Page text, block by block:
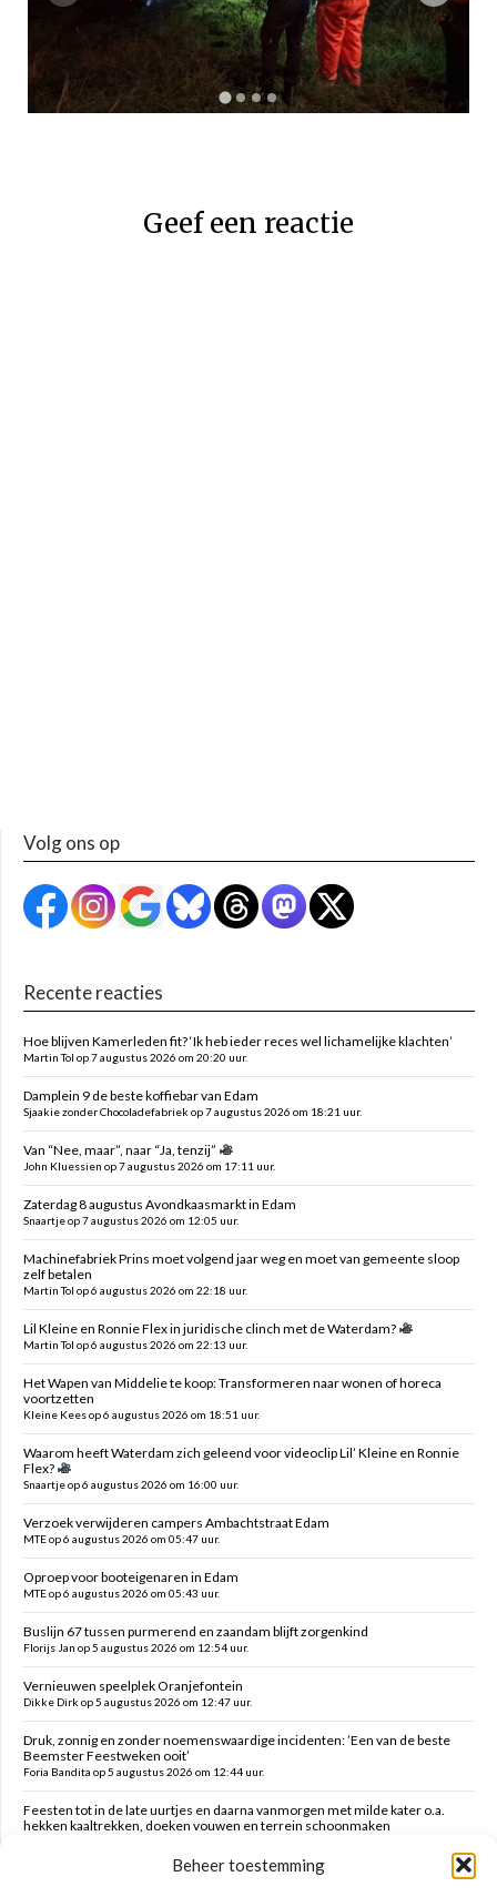
Beheer toestemming
Geef een reactie
Volg ons op
Recente reacties
Hoe blijven Kamerleden fit? ‘Ik heb ieder reces wel lichamelijke klachten’
Martin Tol op 7 augustus 2026 om 20:20 uur.
Damplein 9 de beste koffiebar van Edam
Sjaakie zonder Chocoladefabriek op 7 augustus 2026 om 18:21 uur.
Van “Nee, maar”, naar “Ja, tenzij”
John Kluessien op 7 augustus 2026 om 17:11 uur.
Zaterdag 8 augustus Avondkaasmarkt in Edam
Snaartje op 7 augustus 2026 om 12:05 uur.
Machinefabriek Prins moet volgend jaar weg en moet van gemeente sloop
zelf betalen
Martin Tol op 6 augustus 2026 om 22:18 uur.
Lil Kleine en Ronnie Flex in juridische clinch met de Waterdam?
Martin Tol op 6 augustus 2026 om 22:13 uur.
Het Wapen van Middelie te koop: Transformeren naar wonen of horeca
voortzetten
Kleine Kees op 6 augustus 2026 om 18:51 uur.
Waarom heeft Waterdam zich geleend voor videoclip Lil’ Kleine en Ronnie
Flex?
Snaartje op 6 augustus 2026 om 16:00 uur.
Verzoek verwijderen campers Ambachtstraat Edam
MTE op 6 augustus 2026 om 05:47 uur.
Oproep voor booteigenaren in Edam
MTE op 6 augustus 2026 om 05:43 uur.
Buslijn 67 tussen purmerend en zaandam blijft zorgenkind
Florijs Jan op 5 augustus 2026 om 12:54 uur.
Vernieuwen speelplek Oranjefontein
Dikke Dirk op 5 augustus 2026 om 12:47 uur.
Druk, zonnig en zonder noemenswaardige incidenten: ’Een van de beste
Beemster Feestweken ooit’
Foria Bandita op 5 augustus 2026 om 12:44 uur.
Feesten tot in de late uurtjes en daarna vanmorgen met milde kater o.a.
hekken kaaltrekken, doeken vouwen en terrein schoonmaken
Zaanstreek-Waterland biedt voldoende opvang inzake spreidingwet